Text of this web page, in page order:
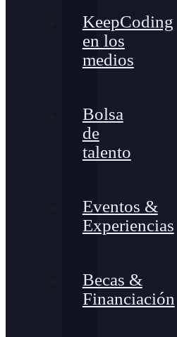
KeepCoding
en los
medios
Bolsa
de
talento
Eventos &
Experiencias
Becas &
Financiación